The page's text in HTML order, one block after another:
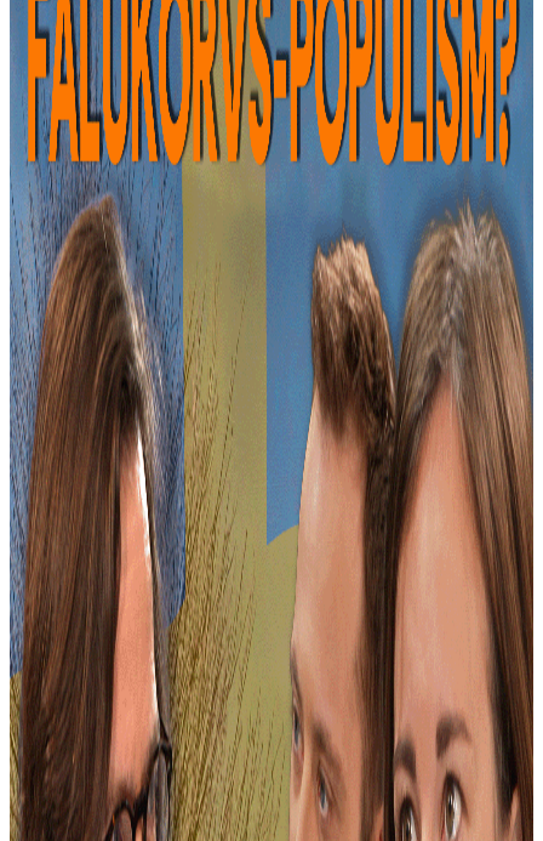
2026-06-17 18:00
19 min 36s
Sverigebilden
Företagare varnar för myndighetsaktivism
2026-06-10 18:00
43 min 2s
Sverigebilden
Sveriges okända Mellanösternpolitik
2026-06-03 17:00
39 min 5s
Sverigebilden
Därför går det inte att rösta S
2026-05-27 18:00
21 min 10s
Sverigebilden
Behöver Tidö-samarbetet fördjupas?
2026-05-20 16:47